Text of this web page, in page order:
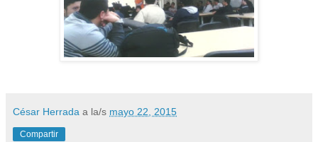
César Herrada a la/s mayo 22, 2015
Compartir